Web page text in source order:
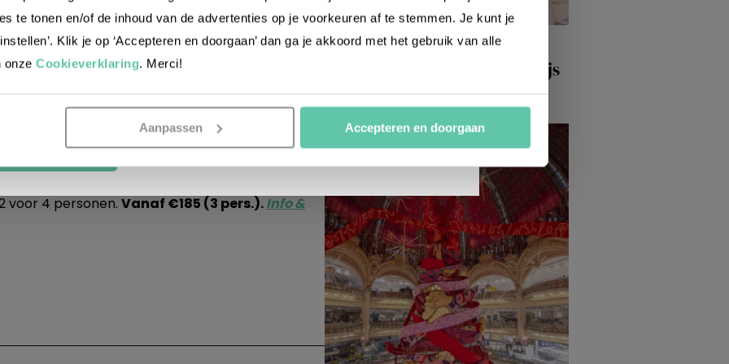
te tonen en/of de inhoud van de advertenties op je voorkeuren af te stemmen. Je kunt je
Klik je op ‘Accepteren en doorgaan’ dan ga je akkoord met het gebruik van alle
onze Cookieverklaring. Merci!
Aanpassen Accepteren en doorgaan
doe-tips
vlak bij Parc Georges Brassens en een
heeft 10
voor 4 personen. Vanaf €185 (3 pers.).Info &
reisinspiratie
15 authentieke bistro’s in Parijs